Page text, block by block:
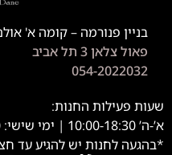
בניין פנורמה – קומה א' אולם
פאול צלאן 3 תל אביב
054-2022032
שעות פעילות החנות:
א’-ה’ 10:00-18:30 | ימי שישי: 10:00-14:00
*בהגעה לחנות יש להגיע עד